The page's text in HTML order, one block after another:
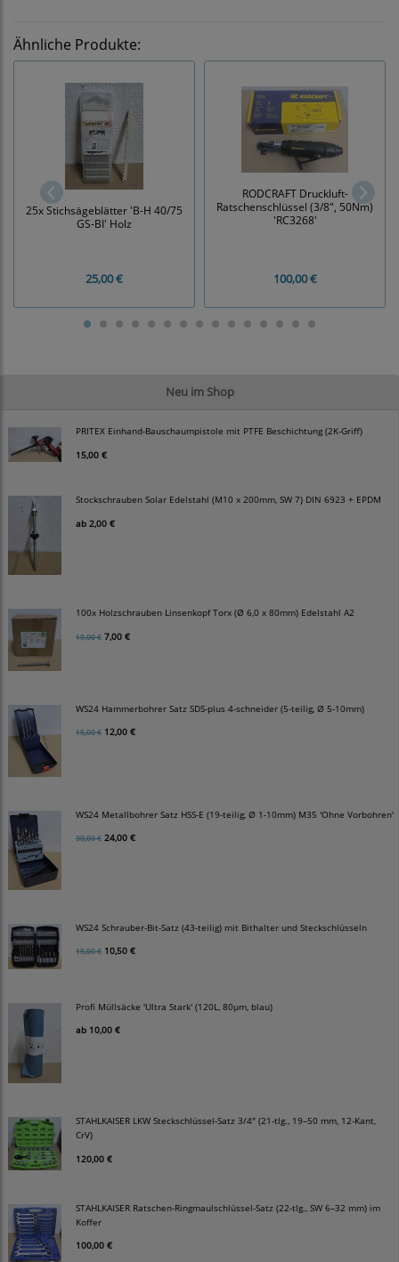
Neu im Shop
PRITEX Einhand-Bauschaumpistole mit PTFE Beschichtung (2K-Griff)
15,00 €
Stockschrauben Solar Edelstahl (M10 x 200mm, SW 7) DIN 6923 + EPDM
ab 2,00 €
100x Holzschrauben Linsenkopf Torx (Ø 6,0 x 80mm) Edelstahl A2
10,00 € 7,00 €
WS24 Hammerbohrer Satz SDS-plus 4-schneider (5-teilig, Ø 5-10mm)
15,00 € 12,00 €
WS24 Metallbohrer Satz HSS-E (19-teilig, Ø 1-10mm) M35 'Ohne Vorbohren'
30,00 € 24,00 €
WS24 Schrauber-Bit-Satz (43-teilig) mit Bithalter und Steckschlüsseln
15,00 € 10,50 €
Profi Müllsäcke 'Ultra Stark' (120L, 80µm, blau)
ab 10,00 €
STAHLKAISER LKW Steckschlüssel-Satz 3/4" (21-tlg., 19–50 mm, 12-Kant,
CrV)
120,00 €
STAHLKAISER Ratschen-Ringmaulschlüssel-Satz (22-tlg., SW 6–32 mm) im
Koffer
100,00 €
Ähnliche Produkte:
25x Stichsägeblätter 'B-H 40/75
GS-BI' Holz
25,00 €
RODCRAFT Druckluft-
Ratschenschlüssel (3/8", 50Nm)
'RC3268'
100,00 €